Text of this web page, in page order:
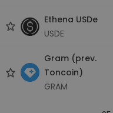
Ethena USDe
USDE
Gram (prev.
Toncoin)
GRAM